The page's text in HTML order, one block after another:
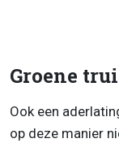
Groene
Ook een
op deze manier